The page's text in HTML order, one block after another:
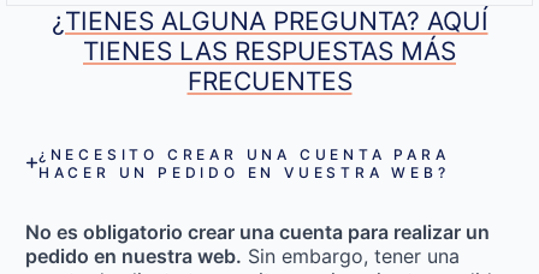
¿TIENES ALGUNA PREGUNTA? AQUÍ
TIENES LAS RESPUESTAS MÁS
FRECUENTES
¿NECESITO CREAR UNA CUENTA PARA
HACER UN PEDIDO EN VUESTRA WEB?
No es obligatorio crear una cuenta para realizar un
pedido en nuestra web. Sin embargo, tener una